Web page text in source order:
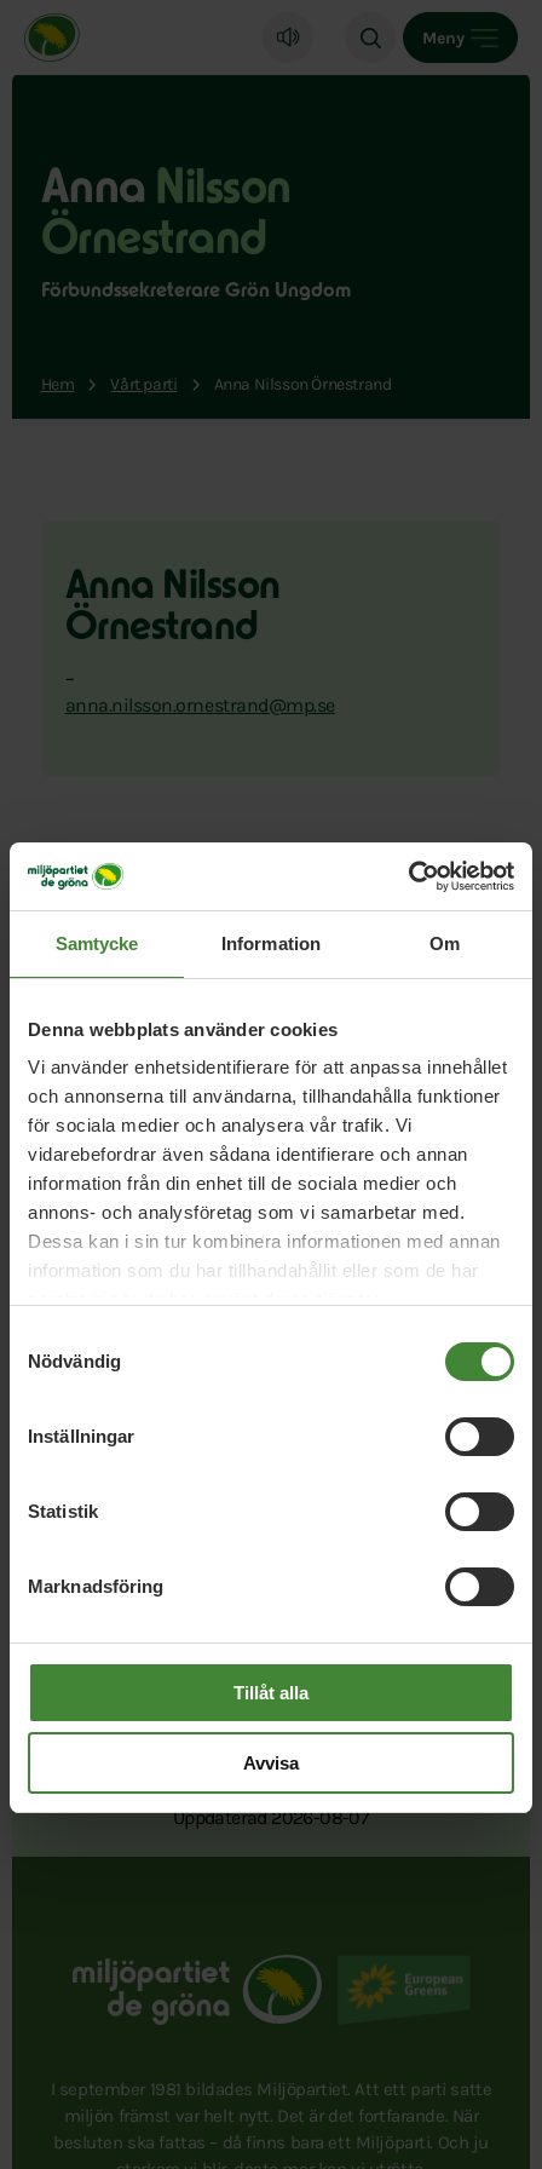
Samtycke Information Om
Denna webbplats använder cookies
Vi använder enhetsidentifierare för att anpassa innehållet
och annonserna till användarna, tillhandahålla funktioner
för sociala medier och analysera vår trafik. Vi
vidarebefordrar även sådana identifierare och annan
information från din enhet till de sociala medier och
annons- och analysföretag som vi samarbetar med.
Dessa kan i sin tur kombinera informationen med annan
information som du har tillhandahållit eller som de har
Nödvändig
Inställningar
Statistik
Marknadsföring
Tillåt alla
Avvisa
Miljöpartiet de gröna, startsida
Meny
Anna Nilsson
Örnestrand
Förbundssekreterare Grön Ungdom
Hem Vårt parti Anna Nilsson Örnestrand
Anna Nilsson
Örnestrand
–
anna.nilsson.ornestrand@mp.se
Uppdrag med
Grön Ungdom riks
Andrea Byding Anna Nilsson Örnestrand
Nina
Wallin
Nora Sverredal
Dela denna sida och hjälp oss
sprida vårt budskap
Publicerad 2022-04-05
Uppdaterad 2026-08-07
I september 1981 bildades Miljöpartiet. Att ett parti satte
miljön främst var helt nytt. Det är det fortfarande. När
besluten ska fattas – då finns bara ett Miljöparti. Och ju